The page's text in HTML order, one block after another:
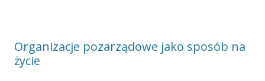
Organizacje pozarządowe jako sposób na
życie